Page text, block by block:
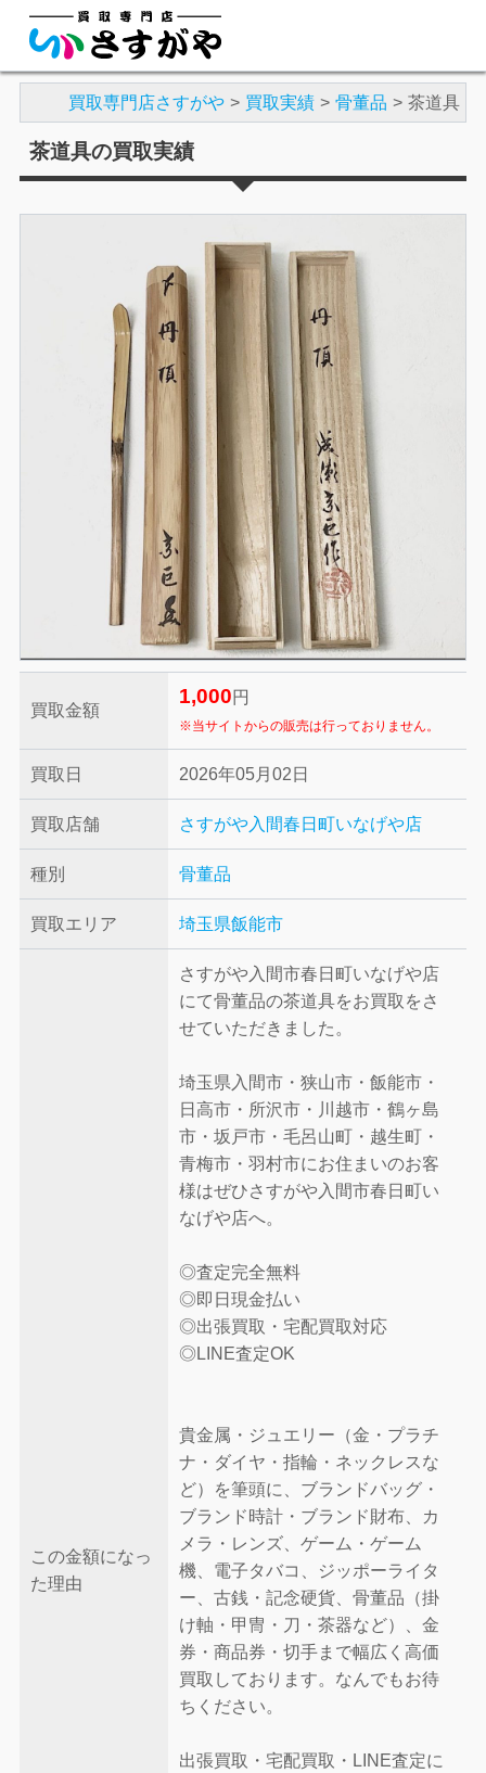
買取専門店さすがや 買取実績 骨董品 茶道具
茶道具の買取実績
買取金額
1,000 円
※当サイトからの販売は行っておりません。
買取日 2026年05月02日
買取店舗 さすがや入間春日町いなげや店
種別 骨董品
買取エリア 埼玉県飯能市
この金額になっ
た理由
さすがや入間市春日町いなげや店
にて骨董品の茶道具をお買取をさ
せていただきました。
埼玉県入間市・狭山市・飯能市・
日高市・所沢市・川越市・鶴ヶ島
市・坂戸市・毛呂山町・越生町・
青梅市・羽村市にお住まいのお客
様はぜひさすがや入間市春日町い
なげや店へ。
◎査定完全無料
◎即日現金払い
◎出張買取・宅配買取対応
◎LINE査定OK
貴金属・ジュエリー（金・プラチ
ナ・ダイヤ・指輪・ネックレスな
ど）を筆頭に、ブランドバッグ・
ブランド時計・ブランド財布、カ
メラ・レンズ、ゲーム・ゲーム
機、電子タバコ、ジッポーライタ
ー、古銭・記念硬貨、骨董品（掛
け軸・甲冑・刀・茶器など）、金
券・商品券・切手まで幅広く高価
買取しております。なんでもお待
ちください。
出張買取・宅配買取・LINE査定に